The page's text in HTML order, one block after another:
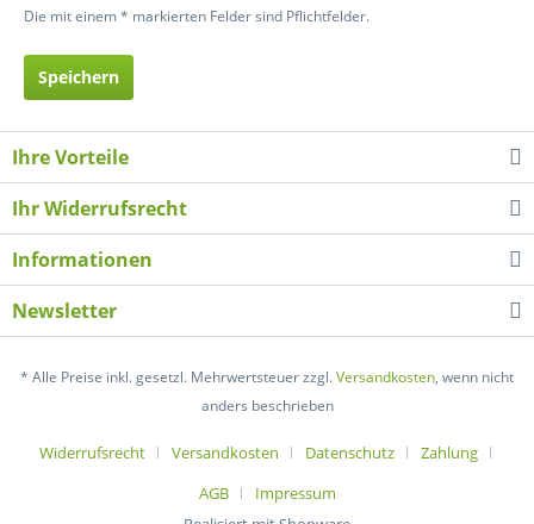
Die mit einem * markierten Felder sind Pflichtfelder.
Speichern
Ihre Vorteile
Ihr Widerrufsrecht
Informationen
Newsletter
* Alle Preise inkl. gesetzl. Mehrwertsteuer zzgl.Versandkosten, wenn nicht
anders beschrieben
Widerrufsrecht Versandkosten Datenschutz
Zahlung
AGB
Impressum